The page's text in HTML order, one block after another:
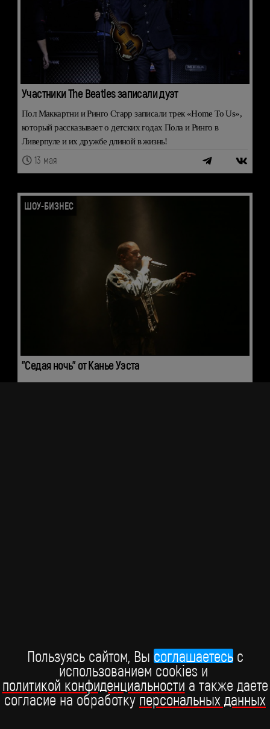
Пользуясь сайтом, Вы соглашаетесьc
использованием cookies и
политикой конфиденциальности а также даете
согласие на обработкуперсональных данных
Участники The Beatles записали дуэт
Пол Маккартни и Ринго Старр записали трек «Home To Us»,
который рассказывает о детских годах Пола и Ринго в
Ливерпуле и их дружбе длиной в жизнь!
13 мая
ШОУ-БИЗНЕС
"Седая ночь" от Канье Уэста
Невероятная история разворачивается прямо сейчас: в начале
Премия "Виктория-2026"
В Москве состоялась Российская национальная музыкальная
премия "Виктория", которая прошла при поддержке BRIDGE
РУССКИЙ ХИТ.